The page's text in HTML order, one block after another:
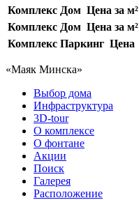
Комплекс Дом Цена за м²
Комплекс Дом Цена за м²
Комплекс Паркинг Цена
«Маяк Минска»
Выбор дома
Инфраструктура
3D-tour
О комплексе
О фонтане
Акции
Поиск
Галерея
Расположение